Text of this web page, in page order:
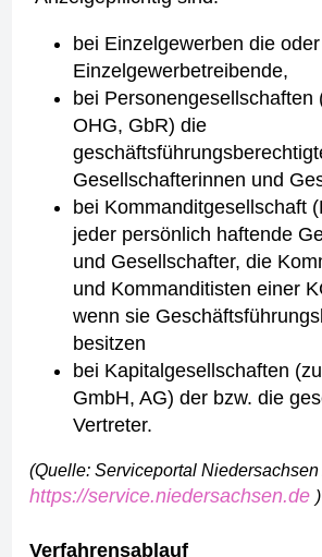
bei Einzelgewerben die
Einzelgewerbetreibende,
bei Personengesellschaften
OHG, GbR) die
Gesellschafterinnen und
bei Kommanditgesellschaft
jeder persönlich haftende
und Gesellschafter, die
und Kommanditisten einer
wenn sie
besitzen
bei Kapitalgesellschaften
GmbH, AG) der bzw. die
Vertreter.
(Quelle: Serviceportal Niedersachsen
https://service.niedersachsen.de )
Verfahrensablauf